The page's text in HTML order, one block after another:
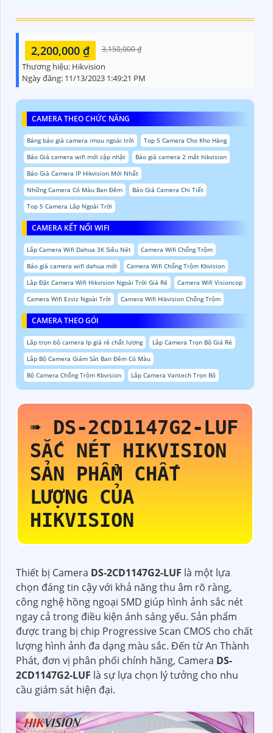
2,200,000 ₫ 3,150,000 ₫
Thương hiệu: Hikvision
Ngày đăng: 11/13/2023 1:49:21 PM
CAMERA THEO CHỨC NĂNG
Bảng báo giá camera imou ngoài trời
Top 5 Camera Cho Kho Hàng
Báo Giá camera wifi mới cập nhật
Báo giá camera 2 mắt hikvision
Báo Giá Camera IP Hikvision Mới Nhất
Những Camera Có Màu Ban Đêm
Báo Giá Camera Chi Tiết
Top 5 Camera Lắp Ngoài Trời
CAMERA KẾT NỐI WIFI
Lắp Camera Wifi Dahua 3K Siêu Nét
Camera Wifi Chống Trộm
Báo giá camera wifi dahua mới
Camera Wifi Chống Trộm Kbvision
Lắp Đặt Camera Wifi Hikvision Ngoài Trời Giá Rẻ
Camera Wifi Visioncop
Camera Wifi Ezviz Ngoài Trời
Camera Wifi Hikvision Chống Trộm
CAMERA THEO GÓI
Lắp trọn bộ camera Ip giá rẻ chất lượng
Lắp Camera Trọn Bộ Giá Rẻ
Lắp Bộ Camera Giám Sát Ban Đêm Có Màu
Bộ Camera Chống Trộm Kbvision
Lắp Camera Vantech Trọn Bộ
➠ DS-2CD1147G2-LUF
SẮC NÉT HIKVISION
SẢN PHẨM CHẤT
LƯỢNG CỦA
HIKVISION
Thiết bị Camera DS-2CD1147G2-LUF là một lựa
chọn đáng tin cậy với khả năng thu âm rõ ràng,
công nghệ hồng ngoại SMD giúp hình ảnh sắc nét
ngay cả trong điều kiện ánh sáng yếu. Sản phẩm
được trang bị chip Progressive Scan CMOS cho chất
lượng hình ảnh đa dạng màu sắc. Đến từ An Thành
Phát, đơn vị phân phối chính hãng, Camera DS-
2CD1147G2-LUF là sự lựa chọn lý tưởng cho nhu
cầu giám sát hiện đại.